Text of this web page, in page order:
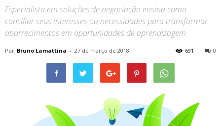
Especialista em soluções de negociação ensina como
conciliar seus interesses ou necessidades para transformar
aborrecimentos em oportunidades de aprendizagem
Por Bruno Lamattina - 27 de março de 2018 0
691